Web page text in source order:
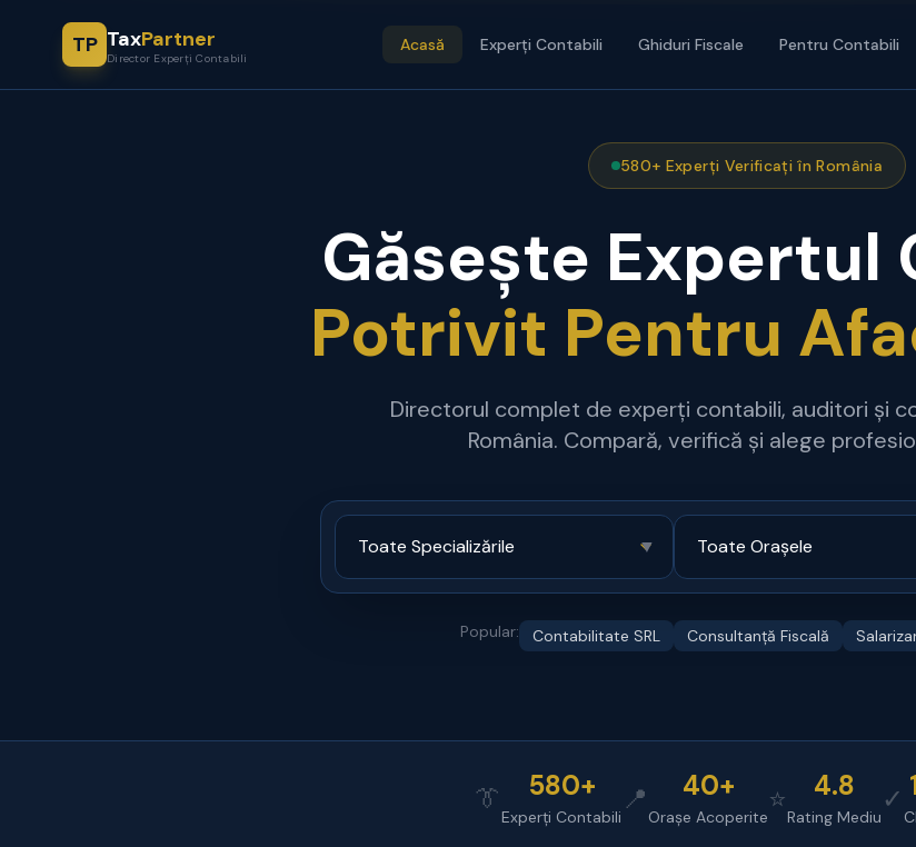
TP TaxPartner
Director Experți Contabili
Acasă Experți Contabili Ghiduri Fiscale Pentru Contabili
580+ Experți Verificați în România
Găsește Expertul
Potrivit Pentru
Directorul complet de experți contabili, auditori și
România. Compară, verifică și alege
▼
Popular: Contabilitate SRL Consultanță Fiscală
👔 580+
Experți Contabili
📍 40+
Orașe Acoperite
⭐ 4.8
Rating Mediu
✓